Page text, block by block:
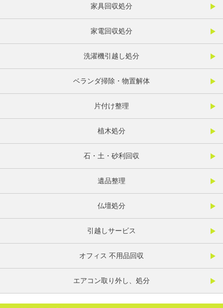
家具回収処分
家電回収処分
洗濯機引越し処分
ベランダ掃除・物置解体
片付け整理
植木処分
石・土・砂利回収
遺品整理
仏壇処分
引越しサービス
オフィス 不用品回収
エアコン取り外し、処分